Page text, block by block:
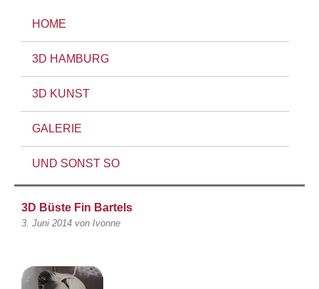
HOME
3D HAMBURG
3D KUNST
GALERIE
UND SONST SO
3D Büste Fin Bartels
3. Juni 2014 von Ivonne